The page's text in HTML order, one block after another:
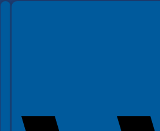
Spełniamy standardy WCAG 2.2
Spełniamy standardy W3C